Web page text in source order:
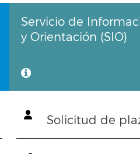
Servicio de
y Orientación (SIO)
Solicitud de